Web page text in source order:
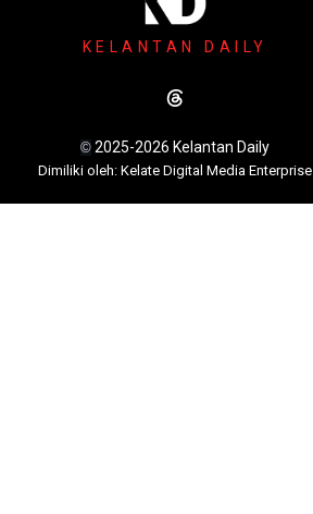
KELANTAN DAILY
© 2025-2026 Kelantan Daily
Dimiliki oleh: Kelate Digital Media Enterprise